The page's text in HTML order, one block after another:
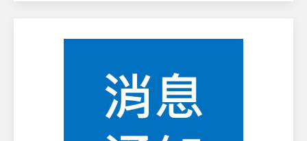
股權之簽署作業。